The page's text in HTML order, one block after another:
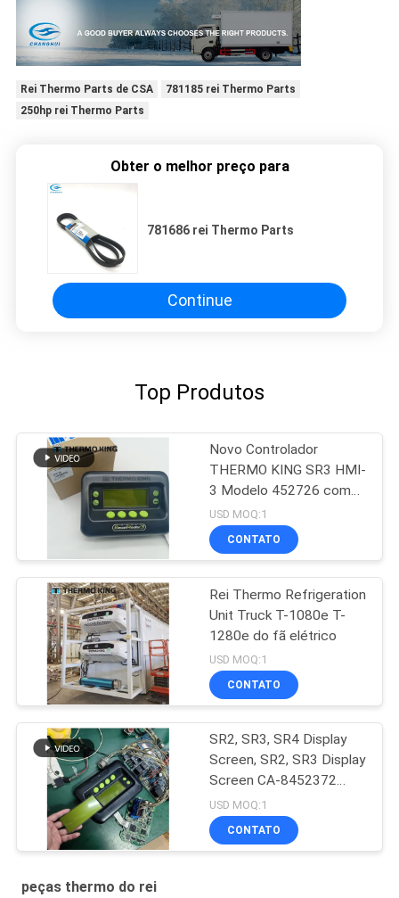
Rei Thermo Parts de CSA
781185 rei Thermo Parts
250hp rei Thermo Parts
Obter o melhor preço para
781686 rei Thermo Parts
Continue
Top Produtos
Novo Controlador
THERMO KING SR3 HMI-
3 Modelo 452726 com
Serviços de Reparo para
SR2 SR3 SR4
USD MOQ:1
CONTATO
Rei Thermo Refrigeration
Unit Truck T-1080e T-
1280e do fã elétrico
USD MOQ:1
CONTATO
SR2, SR3, SR4 Display
Screen, SR2, SR3 Display
Screen CA-8452372
Green Display Type LCD
Screen for THERMO
KING SB210 SB230 HMI
USD MOQ:1
CONTATO
peças thermo do rei